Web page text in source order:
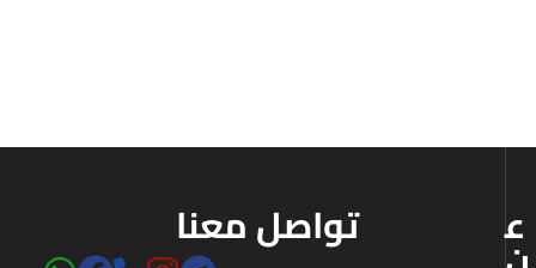
تواصل معنا ع